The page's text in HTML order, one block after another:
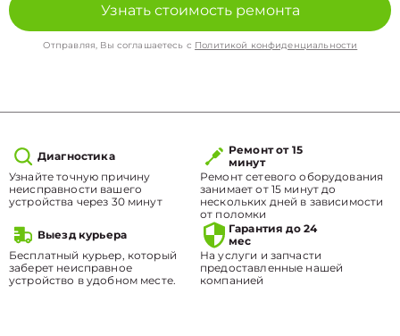
Узнать стоимость ремонта
Отправляя, Вы соглашаетесь с Политикой конфиденциальности
Диагностика
Узнайте точную причину
неисправности вашего
устройства через 30 минут
Ремонт от 15
минут
Ремонт сетевого оборудования
занимает от 15 минут до
нескольких дней в зависимости
от поломки
Выезд курьера
Бесплатный курьер, который
заберет неисправное
устройство в удобном месте.
Гарантия до 24
мес
На услуги и запчасти
предоставленные нашей
компанией